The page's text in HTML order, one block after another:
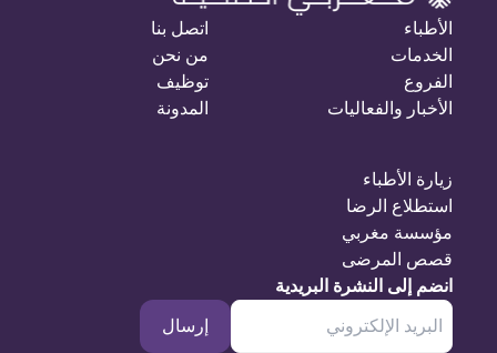
الأطباء
الخدمات
الفروع
الأخبار والفعاليات
اتصل بنا
من نحن
توظيف
المدونة
زيارة الأطباء
استطلاع الرضا
مؤسسة مغربي
قصص المرضى
انضم إلى النشرة البريدية
إرسال